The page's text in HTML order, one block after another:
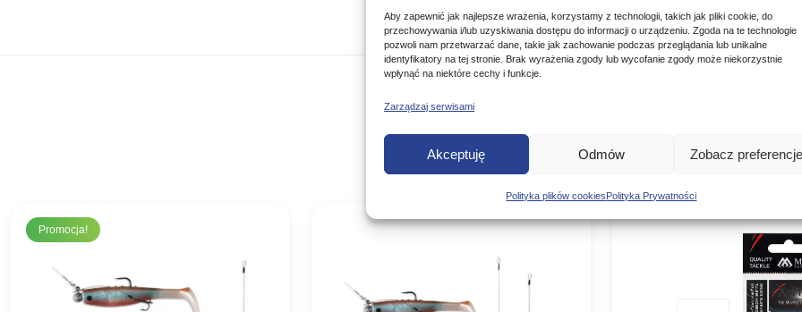
Aby zapewnić jak najlepsze wrażenia, korzystamy z technologii, takich jak pliki cookie, do
przechowywania i/lub uzyskiwania dostępu do informacji o urządzeniu. Zgoda na te technologie
pozwoli nam przetwarzać dane, takie jak zachowanie podczas przeglądania lub unikalne
identyfikatory na tej stronie. Brak wyrażenia zgody lub wycofanie zgody może niekorzystnie
wpłynąć na niektóre cechy i funkcje.
Zarządzaj serwisami
Akceptuję Odmów Zobacz preferencje
Polityka plików cookiesPolityka Prywatności
Podobne produkty
Poznaj podobne produkty, które mogą Ci się spodobać
Promocja!